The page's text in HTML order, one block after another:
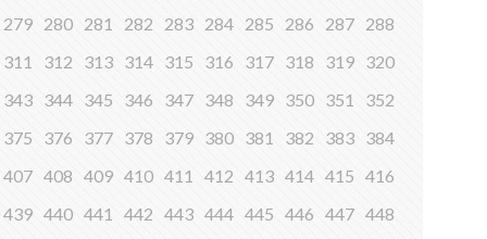
279 280 281 282 283 284 285 286 287 288
311
312 313 314 315 316 317 318 319 320
343 344 345 346 347 348 349 350 351
352
375
376 377 378 379 380 381 382 383 384
407 408 409 410 411 412 413 414 415 416
439 440 441 442 443 444 445 446 447 448